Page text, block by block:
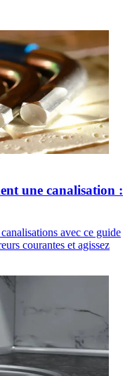
une canalisation :
avec ce guide
courantes et agissez